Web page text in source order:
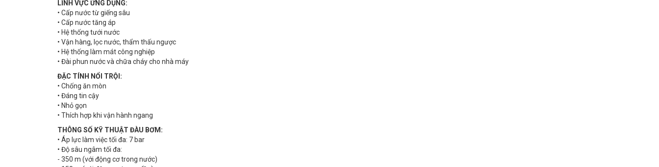
LĨNH VỰC ỨNG DỤNG:
• Cấp nước từ giếng sâu
• Cấp nước tăng áp
• Hệ thống tưới nước
• Vận hàng, lọc nước, thẩm thấu ngược
• Hệ thống làm mát công nghiệp
• Đài phun nước và chữa cháy cho nhà máy
ĐẶC TÍNH NỔI TRỘI:
• Chống ăn mòn
• Đáng tin cậy
• Nhỏ gọn
• Thích hợp khi vận hành ngang
THÔNG SỐ KỸ THUẬT ĐÀU BƠM:
• Áp lực làm việc tối đa: 7 bar
• Độ sâu ngâm tối đa:
- 350 m (với động cơ trong nước)